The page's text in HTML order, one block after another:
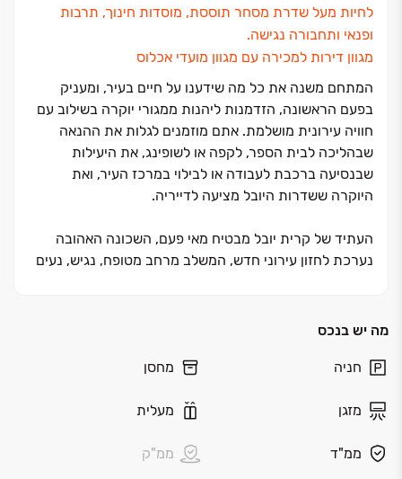
לחיות מעל שדרת מסחר תוססת, מוסדות חינוך, תרבות
ופנאי ותחבורה נגישה.
מגוון דירות למכירה עם מגוון מועדי אכלוס
המתחם משנה את כל מה שידענו על חיים בעיר, ומעניק
בפעם הראשונה, הזדמנות ליהנות ממגורי יוקרה בשילוב עם
חוויה עירונית מושלמת. אתם מוזמנים לגלות את ההנאה
שבהליכה לבית הספר, לקפה או לשופינג, את היעילות
שבנסיעה ברכבת לעבודה או לבילוי במרכז העיר, ואת
היוקרה ששדרות היובל מציעה לדייריה.
העתיד של קרית יובל מבטיח מאי פעם, השכונה האהובה
נערכת לחזון עירוני חדש, המשלב מרחב מטופח, נגיש, נעים
ומטופחת שתהפוך ללב המתחם.
בצידי השדרה המוריקה ייבנו מגדלי מגורים יוקרתיים ובליבה
מעדניות וחנויות בוטיק.
של משחק והנאה ולצידן מרכז תרבות שיעניק העשרה,
מה יש בנכס
חניה מחסן
מזגן מעלית
ממ"ד ממ"ק